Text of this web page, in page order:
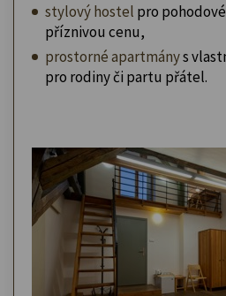
stylový hostel pro
příznivou cenu,
prostorné apartmánys
pro rodiny či partu přátel.